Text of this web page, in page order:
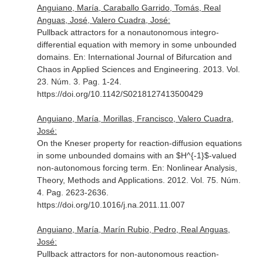
Anguiano, María, Caraballo Garrido, Tomás, Real
Anguas, José, Valero Cuadra, José:
Pullback attractors for a nonautonomous integro-
differential equation with memory in some unbounded
domains. En: International Journal of Bifurcation and
Chaos in Applied Sciences and Engineering . 2013. Vol.
23. Núm. 3. Pag. 1-24.
https://doi.org/10.1142/S0218127413500429
Anguiano, María, Morillas, Francisco, Valero Cuadra,
José:
On the Kneser property for reaction-diffusion equations
in some unbounded domains with an $H^{-1}$-valued
non-autonomous forcing term. En: Nonlinear Analysis,
Theory, Methods and Applications. 2012. Vol. 75. Núm.
4. Pag. 2623-2636.
https://doi.org/10.1016/j.na.2011.11.007
Anguiano, María, Marín Rubio, Pedro, Real Anguas,
José:
Pullback attractors for non-autonomous reaction-